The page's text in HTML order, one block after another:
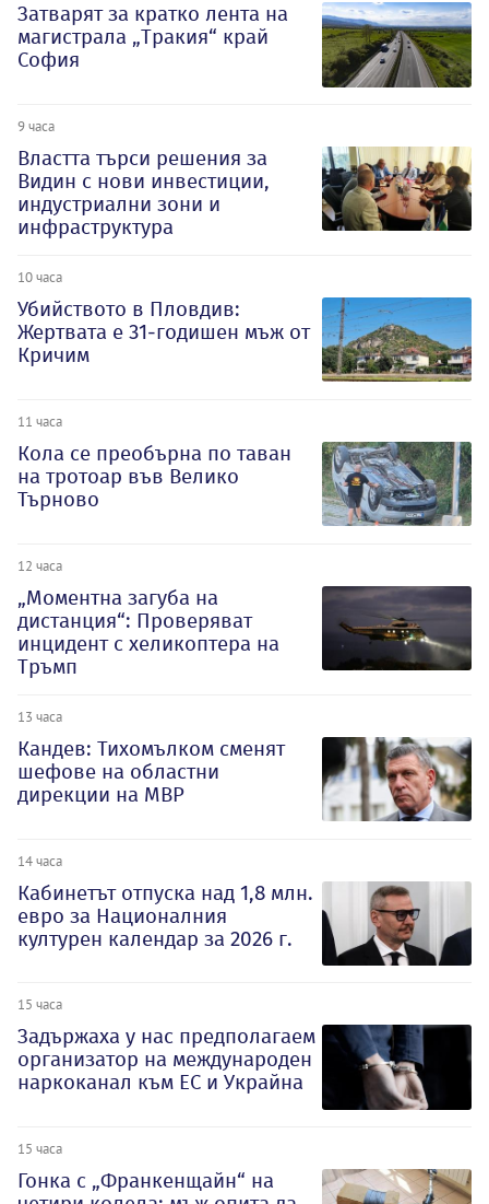
Затварят за кратко лента на
магистрала „Тракия“ край
София
9 часа
Властта търси решения за
Видин с нови инвестиции,
индустриални зони и
инфраструктура
10 часа
Убийството в Пловдив:
Жертвата е 31-годишен мъж от
Кричим
11 часа
Кола се преобърна по таван
на тротоар във Велико
Търново
12 часа
„Моментна загуба на
дистанция“: Проверяват
инцидент с хеликоптера на
Тръмп
13 часа
Кандев: Тихомълком сменят
шефове на областни
дирекции на МВР
14 часа
Кабинетът отпуска над 1,8 млн.
евро за Националния
културен календар за 2026 г.
15 часа
Задържаха у нас предполагаем
организатор на международен
наркоканал към ЕС и Украйна
15 часа
Гонка с „Франкенщайн“ на